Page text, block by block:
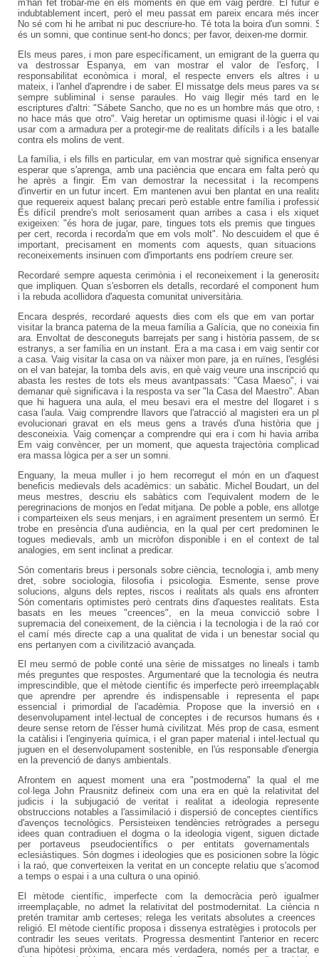
m'han fet trobar-me en els moments en què em vaig perdre. El futur
indubtablement incert, però el meu passat em pareix encara més
No sé com hi he arribat ni puc descriure-ho. Té tota la boira d'un somni.
és un somni, que continue sent-ho doncs; per favor, deixen-me dormir.
Els meus pares, i mon pare específicament, un emigrant de la guerra
va destrossar Espanya, em van mostrar el valor de l'esforç,
responsabilitat econòmica i moral, el respecte envers els altres i
mateix, i l'anhel d'aprendre i de saber. El missatge dels meus pares va
sempre subliminal i sense paraules. Ho vaig llegir més tard en
escriptures d'altri: "Sábete Sancho, que no es un hombre más que otro,
no hace más que otro". Vaig heretar un optimisme quasi il·lògic i el
usar com a armadura per a protegir-me de realitats difícils i a les
contra els molins de vent.
La família, i els fills en particular, em van mostrar què significa
esperar que s'aprenga, amb una paciència que encara em falta però
he après a fingir. Em van demostrar la necessitat i la
d'invertir en un futur incert. Em mantenen avui ben plantat en una
que requereix aquest balanç precari però estable entre família i
És difícil prendre's molt seriosament quan arribes a casa i els
exigeixen: "és hora de jugar, pare, tingues tots els premis que tingues
per cert, recorda i recorda'm que em vols molt". No descuidem el que
important, precisament en moments com aquests, quan
reconeixements insinuen com d'importants ens podríem creure ser.
Recordaré sempre aquesta cerimònia i el reconeixement i la
que impliquen. Quan s'esborren els detalls, recordaré el component
i la rebuda acollidora d'aquesta comunitat universitària.
Encara després, recordaré aquests dies com els que em van portar
visitar la branca paterna de la meua família a Galícia, que no coneixia
ara. Envoltat de desconeguts barrejats per sang i història passem, de
estranys, a ser família en un instant. Era a ma casa i em vaig sentir
a casa. Vaig visitar la casa on va nàixer mon pare, ja en ruïnes,
on el van batejar, la tomba dels avis, en què vaig veure una inscripció
abasta les restes de tots els meus avantpassats: "Casa Maeso", i
demanar què significava i la resposta va ser "la Casa del Maestro".
que hi haguera una aula, el meu besavi era el mestre del llogaret i
casa l'aula. Vaig comprendre llavors que l'atracció al magisteri era un
evolucionari gravat en els meus gens a través d'una història que
desconeixia. Vaig començar a comprendre qui era i com hi havia
Em vaig convèncer, per un moment, que aquesta trajectòria
era massa lògica per a ser un somni.
Enguany, la meua muller i jo hem recorregut el món en un
beneficis medievals dels acadèmics: un sabàtic. Michel Boudart, un
meus mestres, descriu els sabàtics com l'equivalent modern de
peregrinacions de monjos en l'edat mitjana. De poble a poble, ens
i comparteixen els seus menjars, i en agraïment presentem un sermó.
trobe en presència d'una audiència, en la qual per cert predominen
togues medievals, amb un micròfon disponible i en el context de
analogies, em sent inclinat a predicar.
Són comentaris breus i personals sobre ciència, tecnologia i, amb
dret, sobre sociologia, filosofia i psicologia. Esmente, sense
solucions, alguns dels reptes, riscos i realitats als quals ens
Són comentaris optimistes però centrats dins d'aquestes realitats.
basats en les meues "creences", en la meua convicció sobre
supremacia del coneixement, de la ciència i la tecnologia i de la raó
el camí més directe cap a una qualitat de vida i un benestar social
ens pertanyen com a civilització avançada.
El meu sermó de poble conté una sèrie de missatges no lineals i
més preguntes que respostes. Argumentaré que la tecnologia és
imprescindible, que el mètode científic és imperfecte però
que aprendre per aprendre és indispensable i representa el
essencial i primordial de l'acadèmia. Propose que la inversió en
desenvolupament intel·lectual de conceptes i de recursos humans és
deure sense retorn de l'ésser humà civilitzat. Més prop de casa,
la catàlisi i l'enginyeria química, i el gran paper material i intel·lectual
juguen en el desenvolupament sostenible, en l'ús responsable
en la prevenció de danys ambientals.
Afrontem en aquest moment una era "postmoderna" la qual el
col·lega John Prausnitz defineix com una era en què la relativitat
judicis i la subjugació de veritat i realitat a ideologia
obstruccions notables a l'assimilació i dispersió de conceptes
d'avenços tecnològics. Persisteixen tendències retrògrades a
idees quan contradiuen el dogma o la ideologia vigent, siguen
per portaveus pseudocientífics o per entitats governamentals
eclesiàstiques. Són dogmes i ideologies que es posicionen sobre la
i la raó, que converteixen la veritat en un concepte relatiu que
a temps o espai i a una cultura o una opinió.
El mètode científic, imperfecte com la democràcia però
irreemplaçable, no admet la relativitat del postmodernitat. La ciència
pretén tramitar amb certeses; relega les veritats absolutes a creences
religió. El mètode científic proposa i dissenya estratègies i protocols per
contradir les seues veritats. Progressa desmentint l'anterior en
d'una hipòtesi pròxima, encara més verdadera, només per a tractar,